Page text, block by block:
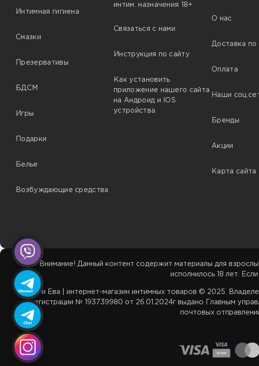
Интимная гигиена
Смазки
Презервативы
БДСМ
Игры
Подарки
Белье
Возбуждающие средства
интим. назначения 18+
Связаться с нами
Инструкция по сайту
Как установить
приложение нашего сайта
на Андроид и IOS
устройства
О нас
Доставка по
Оплата
Наши
Бренды
Акции
Карта сайта
Внимание! Данный контент содержит материалы для
исполнилось 18 лет.
Адам и Ева | интернет-магазин интимных товаров © 2025.
регистрации № 193739980 от 26.01.2024г выдано Главным
почтовых